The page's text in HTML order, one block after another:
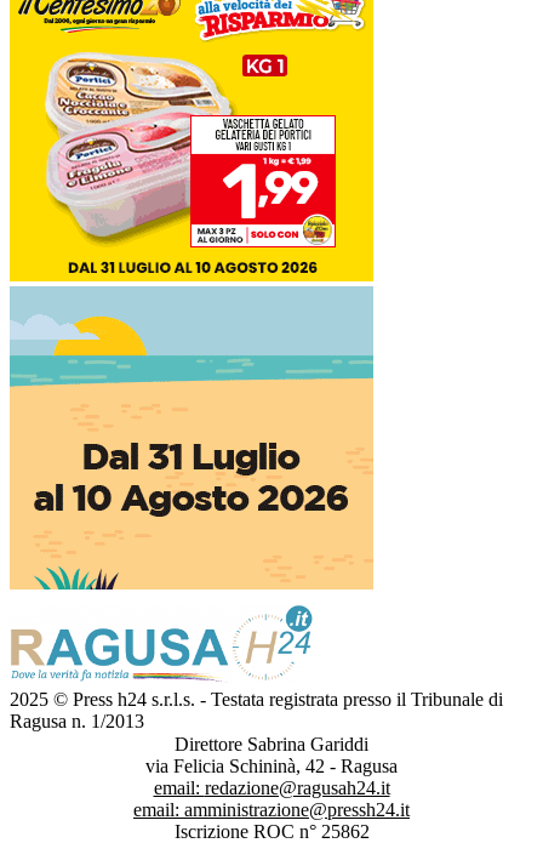
2025 © Press h24 s.r.l.s. - Testata registrata presso il Tribunale di
Ragusa n. 1/2013
Direttore Sabrina Gariddi
via Felicia Schininà, 42 - Ragusa
email: redazione@ragusah24.it
email: amministrazione@pressh24.it
Iscrizione ROC n° 25862